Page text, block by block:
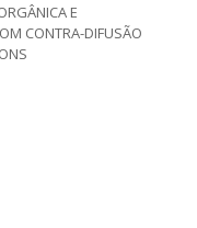
E
CONTRA-DIFUSÃO